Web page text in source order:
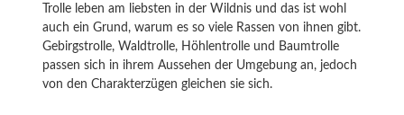
Trolle leben am liebsten in der Wildnis und das ist wohl
auch ein Grund, warum es so viele Rassen von ihnen gibt.
Gebirgstrolle, Waldtrolle, Höhlentrolle und Baumtrolle
passen sich in ihrem Aussehen der Umgebung an, jedoch
von den Charakterzügen gleichen sie sich.